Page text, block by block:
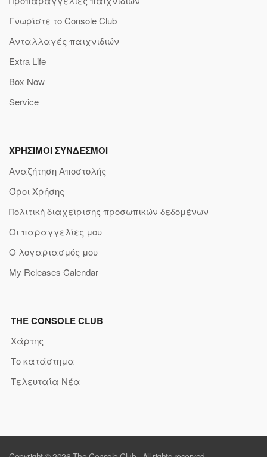
Γνωρίστε το Console Club
Ανταλλαγές παιχνιδιών
Extra Life
Box Now
Service
ΧΡΗΣΙΜΟΙ ΣΥΝΔΕΣΜΟΙ
Αναζήτηση Αποστολής
Όροι Χρήσης
Πολιτική διαχείρισης προσωπικών δεδομένων
Οι παραγγελίες μου
Ο λογαριασμός μου
My Releases Calendar
THE CONSOLE CLUB
Χάρτης
Το κατάστημα
Τελευταία Νέα